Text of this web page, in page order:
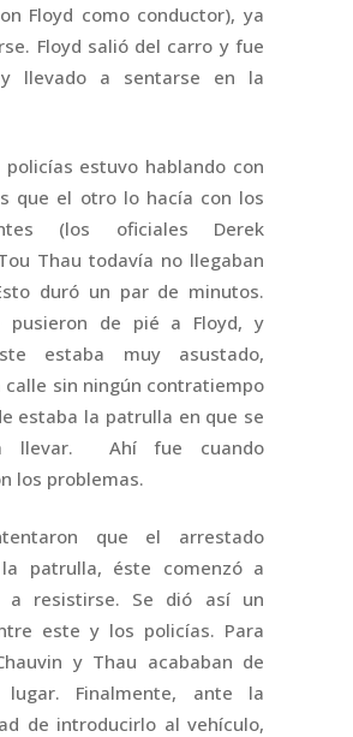
Floyd como conductor), ya
Floyd salió del carro y fue
y llevado a sentarse en la
policías estuvo hablando con
que el otro lo hacía con los
(los oficiales Derek
Thau todavía no llegaban
duró un par de minutos.
pusieron de pié a Floyd, y
estaba muy asustado,
calle sin ningún contratiempo
estaba la patrulla en que se
llevar. Ahí fue cuando
los problemas.
que el arrestado
patrulla, éste comenzó a
a resistirse. Se dió así un
este y los policías. Para
y Thau acababan de
Finalmente, ante la
de introducirlo al vehículo,